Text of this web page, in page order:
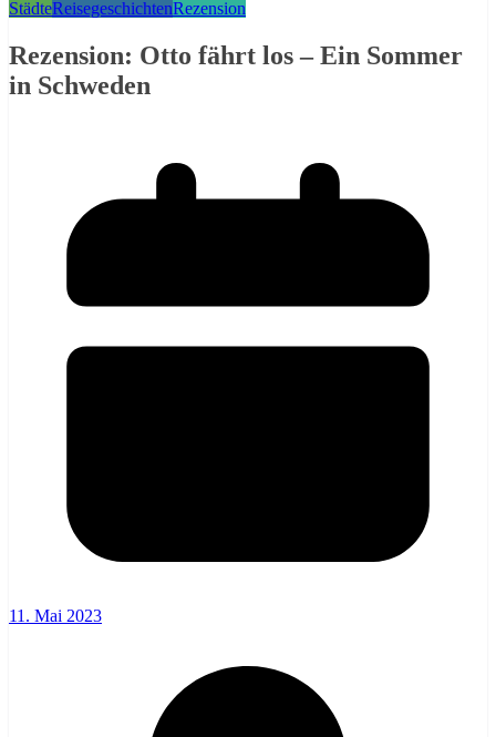
StädteReisegeschichtenRezension
Rezension: Otto fährt los – Ein Sommer
in Schweden
11. Mai 2023